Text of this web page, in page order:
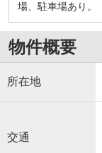
場、駐車場あり。
物件概要
所在地
交通